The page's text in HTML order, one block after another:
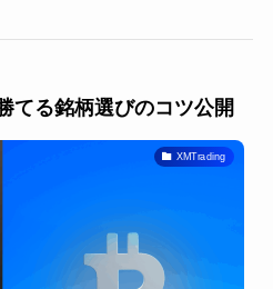
てる銘柄選びのコツ公開
XMTrading